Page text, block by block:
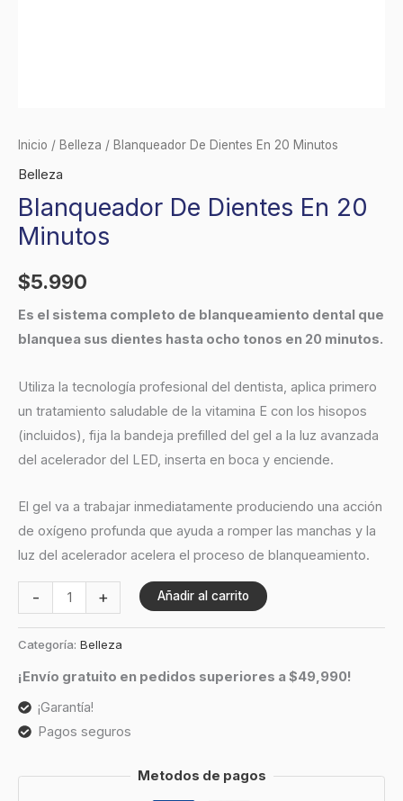
Inicio / Belleza / Blanqueador De Dientes En 20 Minutos
Belleza
Blanqueador De Dientes En 20
Minutos
$5.990
Es el sistema completo de blanqueamiento dental que
blanquea sus dientes hasta ocho tonos en 20 minutos.
Utiliza la tecnología profesional del dentista, aplica primero
un tratamiento saludable de la vitamina E con los hisopos
(incluidos), fija la bandeja prefilled del gel a la luz avanzada
del acelerador del LED, inserta en boca y enciende.
El gel va a trabajar inmediatamente produciendo una acción
de oxígeno profunda que ayuda a romper las manchas y la
luz del acelerador acelera el proceso de blanqueamiento.
- + Añadir al carrito
Categoría: Belleza
¡Envío gratuito en pedidos superiores a $49,990!
¡Garantía!
Pagos seguros
Metodos de pagos